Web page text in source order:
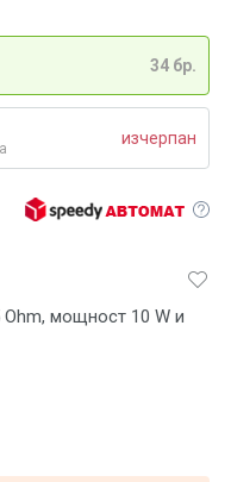
мощност 10 W и
34 бр.
изчерпан